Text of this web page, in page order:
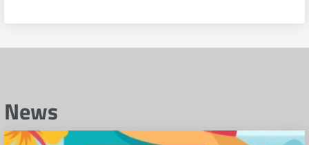
News